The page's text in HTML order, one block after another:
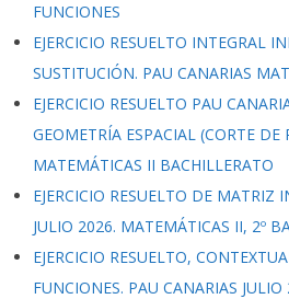
FUNCIONES
EJERCICIO RESUELTO INTEGRAL
SUSTITUCIÓN. PAU CANARIAS
EJERCICIO RESUELTO PAU
GEOMETRÍA ESPACIAL (CORTE DE
MATEMÁTICAS II BACHILLERATO
EJERCICIO RESUELTO DE MATRIZ
JULIO 2026. MATEMÁTICAS II, 2º
EJERCICIO RESUELTO,
FUNCIONES. PAU CANARIAS